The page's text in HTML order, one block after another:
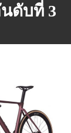
ดับที่ 3